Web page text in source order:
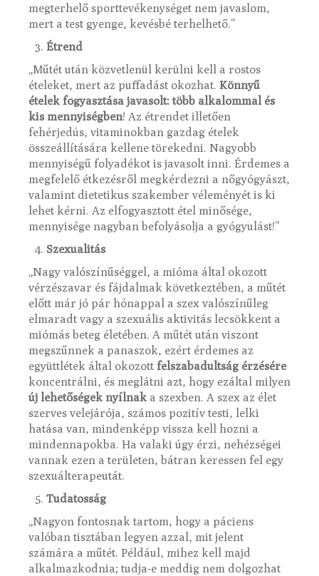
megterhelő sporttevékenységet nem javaslom,
mert a test gyenge, kevésbé terhelhető.”
Étrend
„Műtét után közvetlenül kerülni kell a rostos
ételeket, mert az puffadást okozhat. Könnyű
ételek fogyasztása javasolt: több alkalommal és
kis mennyiségben! Az étrendet illetően
fehérjedús, vitaminokban gazdag ételek
összeállítására kellene törekedni. Nagyobb
mennyiségű folyadékot is javasolt inni. Érdemes a
megfelelő étkezésről megkérdezni a nőgyógyászt,
valamint dietetikus szakember véleményét is ki
lehet kérni. Az elfogyasztott étel minősége,
mennyisége nagyban befolyásolja a gyógyulást!”
Szexualitás
„Nagy valószínűséggel, a mióma által okozott
vérzészavar és fájdalmak következtében, a műtét
előtt már jó pár hónappal a szex valószínűleg
elmaradt vagy a szexuális aktivitás lecsökkent a
miómás beteg életében. A műtét után viszont
megszűnnek a panaszok, ezért érdemes az
együttlétek által okozott felszabadultság érzésére
koncentrálni, és meglátni azt, hogy ezáltal milyen
új lehetőségek nyílnak a szexben. A szex az élet
szerves velejárója, számos pozitív testi, lelki
hatása van, mindenképp vissza kell hozni a
mindennapokba. Ha valaki úgy érzi, nehézségei
vannak ezen a területen, bátran keressen fel egy
szexuálterapeutát.
Tudatosság
„Nagyon fontosnak tartom, hogy a páciens
valóban tisztában legyen azzal, mit jelent
számára a műtét. Például, mihez kell majd
alkalmazkodnia; tudja-e meddig nem dolgozhat